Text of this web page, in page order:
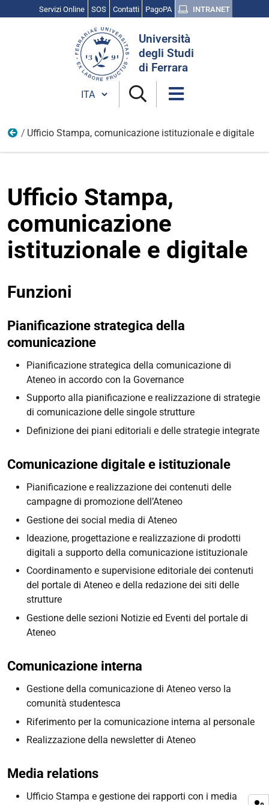
Servizi Online SOS Contatti PagoPA INTRANET
Università
degli Studi
di Ferrara
Cambia lingua
Uffici
Ufficio Stampa, comunicazione istituzionale e digitale
Ufficio Stampa,
comunicazione
istituzionale e digitale
Funzioni
Pianificazione strategica della
comunicazione
Pianificazione strategica della comunicazione di
Ateneo in accordo con la Governance
Supporto alla pianificazione e realizzazione di strategie
di comunicazione delle singole strutture
Definizione dei piani editoriali e delle strategie integrate
Comunicazione digitale e istituzionale
Pianificazione e realizzazione dei contenuti delle
campagne di promozione dell’Ateneo
Gestione dei social media di Ateneo
Ideazione, progettazione e realizzazione di prodotti
digitali a supporto della comunicazione istituzionale
Coordinamento e supervisione editoriale dei contenuti
del portale di Ateneo e della redazione dei siti delle
strutture
Gestione delle sezioni Notizie ed Eventi del portale di
Ateneo
Comunicazione interna
Gestione della comunicazione di Ateneo verso la
comunità studentesca
Riferimento per la comunicazione interna al personale
Realizzazione della newsletter di Ateneo
Media relations
Ufficio Stampa e gestione dei rapporti con i media